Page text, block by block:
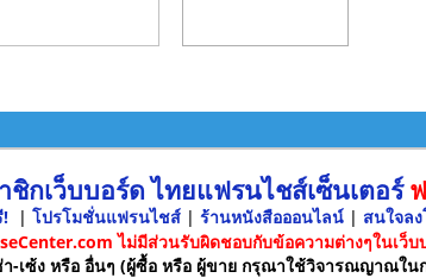
กเว็บบอร์ด ไทยแฟรนไชส์เซ็นเตอร์
| โปรโมชั่นแฟรนไชส์ | ร้านหนังสือออนไลน์ | สนใจล
ไม่มีส่วนรับผิดชอบกับข้อความต่างๆในเว็บ
า-เซ้ง หรือ อื่นๆ (ผู้ซื้อ หรือ ผู้ขาย กรุณาใช้วิจารณญาณใน